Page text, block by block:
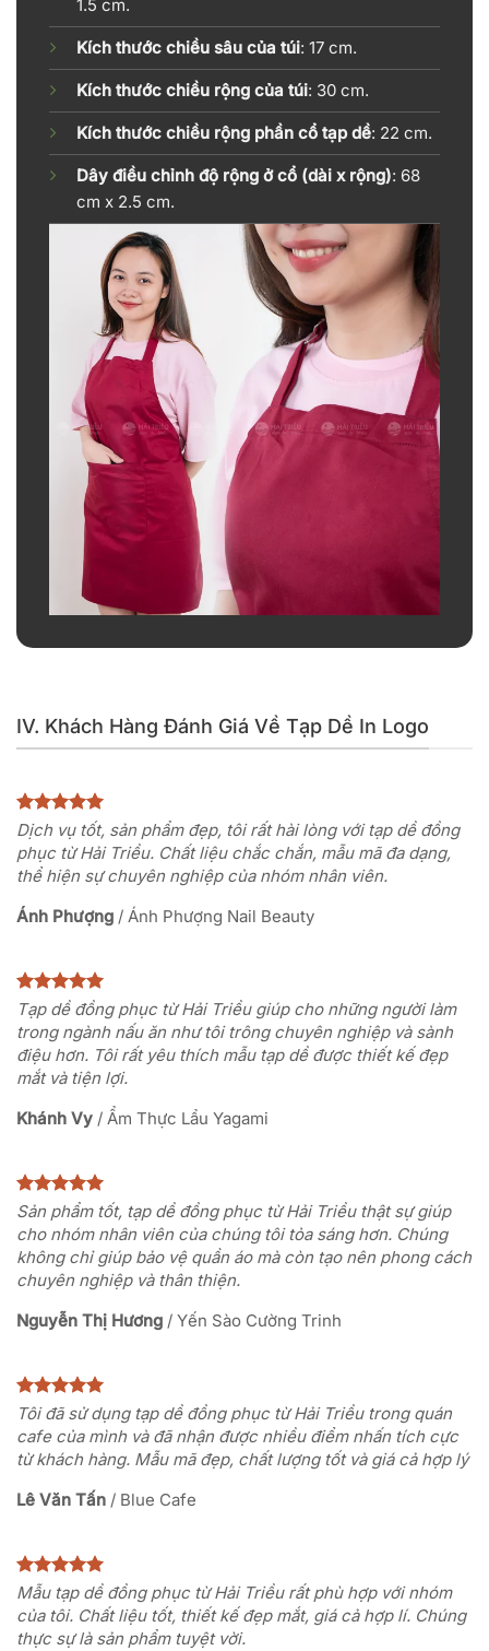
1.5 cm.
Kích thước chiều sâu của túi: 17 cm.
Kích thước chiều rộng của túi: 30 cm.
Kích thước chiều rộng phần cổ tạp dề: 22 cm.
Dây điều chỉnh độ rộng ở cổ (dài x rộng): 68
cm x 2.5 cm.
IV. Khách Hàng Đánh Giá Về Tạp Dề In Logo
Dịch vụ tốt, sản phẩm đẹp, tôi rất hài lòng với tạp dề đồng
phục từ Hải Triều. Chất liệu chắc chắn, mẫu mã đa dạng,
thể hiện sự chuyên nghiệp của nhóm nhân viên.
Ánh Phượng / Ánh Phượng Nail Beauty
Tạp dề đồng phục từ Hải Triều giúp cho những người làm
trong ngành nấu ăn như tôi trông chuyên nghiệp và sành
điệu hơn. Tôi rất yêu thích mẫu tạp dề được thiết kế đẹp
mắt và tiện lợi.
Khánh Vy / Ẩm Thực Lẩu Yagami
Sản phẩm tốt, tạp dề đồng phục từ Hải Triều thật sự giúp
cho nhóm nhân viên của chúng tôi tỏa sáng hơn. Chúng
không chỉ giúp bảo vệ quần áo mà còn tạo nên phong cách
chuyên nghiệp và thân thiện.
Nguyễn Thị Hương / Yến Sào Cường Trinh
Tôi đã sử dụng tạp dề đồng phục từ Hải Triều trong quán
cafe của mình và đã nhận được nhiều điểm nhấn tích cực
từ khách hàng. Mẫu mã đẹp, chất lượng tốt và giá cả hợp lý
Lê Văn Tấn / Blue Cafe
Mẫu tạp dề đồng phục từ Hải Triều rất phù hợp với nhóm
của tôi. Chất liệu tốt, thiết kế đẹp mắt, giá cả hợp lí. Chúng
thực sự là sản phẩm tuyệt vời.